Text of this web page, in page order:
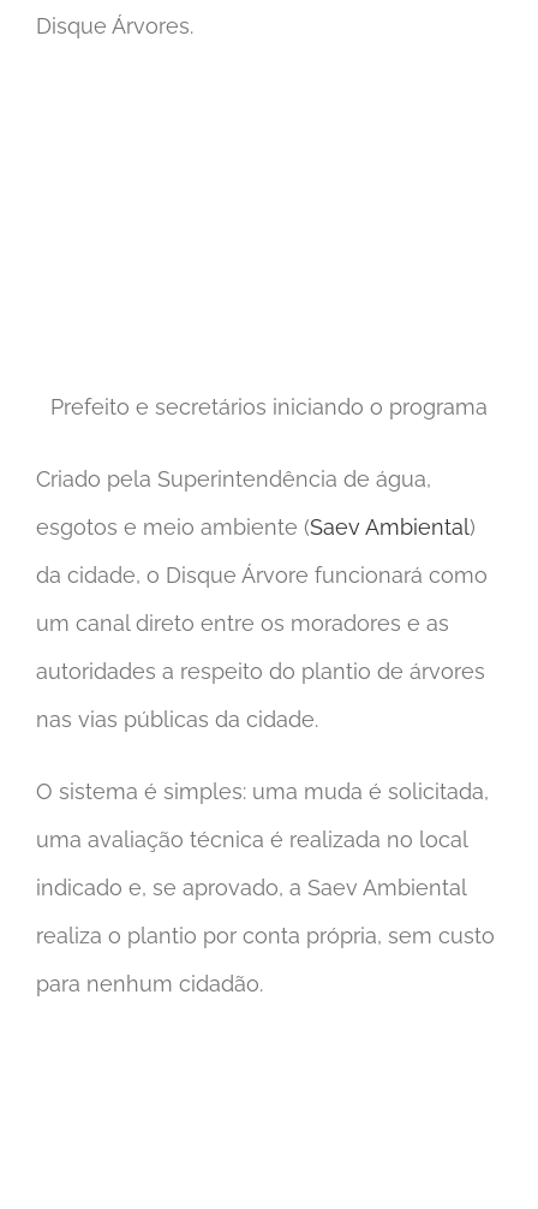
Disque Árvores.
Prefeito e secretários iniciando o programa
Criado pela Superintendência de água,
esgotos e meio ambiente (Saev Ambiental)
da cidade, o Disque Árvore funcionará como
um canal direto entre os moradores e as
autoridades a respeito do plantio de árvores
nas vias públicas da cidade.
O sistema é simples: uma muda é solicitada,
uma avaliação técnica é realizada no local
indicado e, se aprovado, a Saev Ambiental
realiza o plantio por conta própria, sem custo
para nenhum cidadão.